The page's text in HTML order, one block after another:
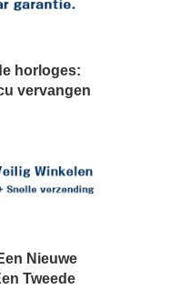
horloges:
vervangen
Nieuwe
Tweede